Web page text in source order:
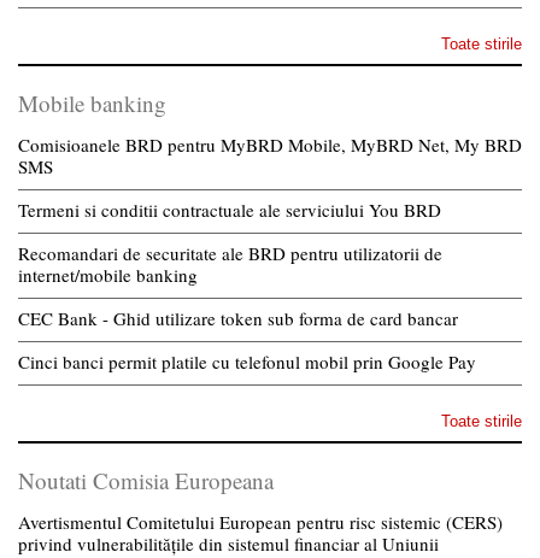
Toate stirile
Mobile banking
Comisioanele BRD pentru MyBRD Mobile, MyBRD Net, My BRD
SMS
Termeni si conditii contractuale ale serviciului You BRD
Recomandari de securitate ale BRD pentru utilizatorii de
internet/mobile banking
CEC Bank - Ghid utilizare token sub forma de card bancar
Cinci banci permit platile cu telefonul mobil prin Google Pay
Toate stirile
Noutati Comisia Europeana
Avertismentul Comitetului European pentru risc sistemic (CERS)
privind vulnerabilitățile din sistemul financiar al Uniunii